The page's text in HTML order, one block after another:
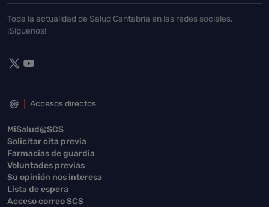
Toda la actualidad de Salud Cantabria en las redes sociales.
¡Síguenos!
Accesos directos
MiSalud@SCS
Solicitar cita previa
Farmacias de guardia
Voluntades previas
Su opinión nos interesa
Lista de espera
Acceso correo SCS